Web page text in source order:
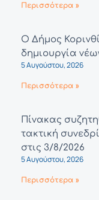
Περισσότερα »
Ο Δήμος
δημιουργία
5 Αυγούστου, 2026
Περισσότερα »
Πίνακας
τακτική
στις 3/8/2026
5 Αυγούστου, 2026
Περισσότερα »